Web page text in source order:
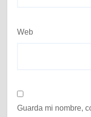
Web
Guarda mi nombre,